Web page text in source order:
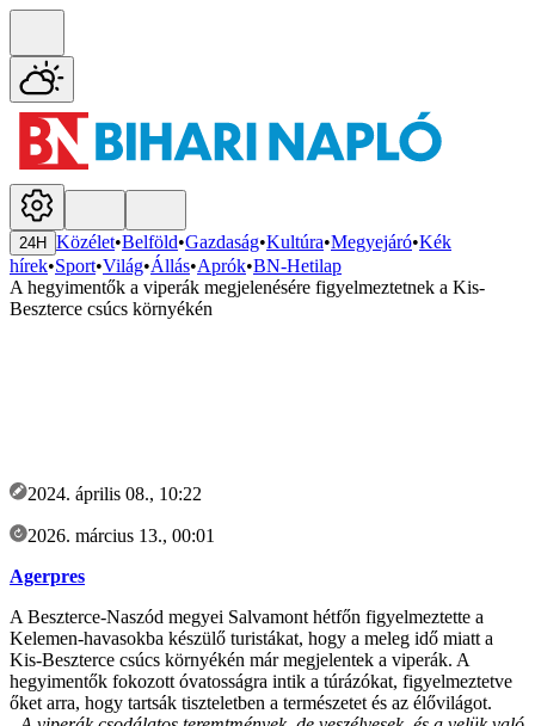
24H Közélet•Belföld•Gazdaság•Kultúra•Megyejáró•Kék
hírek•Sport•Világ•Állás•Aprók•BN-Hetilap
A hegyimentők a viperák megjelenésére figyelmeztetnek a Kis-
Beszterce csúcs környékén
2024. április 08., 10:22
2026. március 13., 00:01
Agerpres
A Beszterce-Naszód megyei Salvamont hétfőn figyelmeztette a
Kelemen-havasokba készülő turistákat, hogy a meleg idő miatt a
Kis-Beszterce csúcs környékén már megjelentek a viperák. A
hegyimentők fokozott óvatosságra intik a túrázókat, figyelmeztetve
őket arra, hogy tartsák tiszteletben a természetet és az élővilágot.